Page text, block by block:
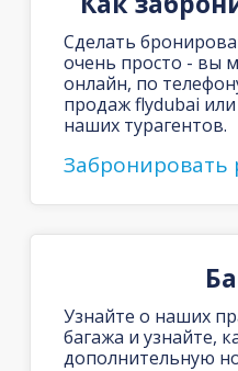
Сделать
очень просто - вы
онлайн, по
продаж flydubai
наших турагентов.
Забронировать
Узнайте о наших
багажа и узнайте,
дополнительную